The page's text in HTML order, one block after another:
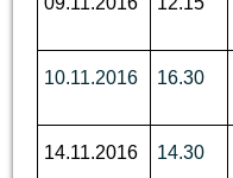
10.11.2016 16.30
14.11.2016 14.30